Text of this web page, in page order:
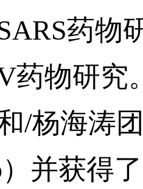
药物
药物研究
海涛团
并获得